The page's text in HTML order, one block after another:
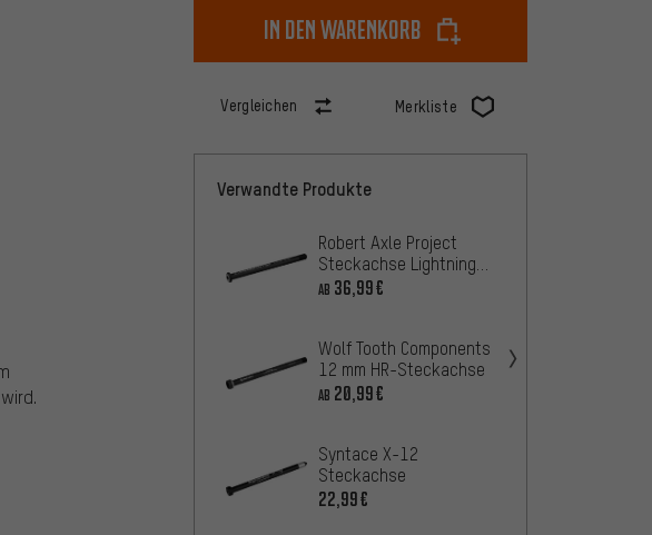
In den Warenkorb
Vergleichen Merkliste
Verwandte Produkte
Robert Axle Project
Steckachse Lightning
Bolt-On Rear HR
AB 36,99€
Wolf Tooth Components
12 mm HR-Steckachse
AB 20,99€
Syntace X-12
Steckachse
22,99€